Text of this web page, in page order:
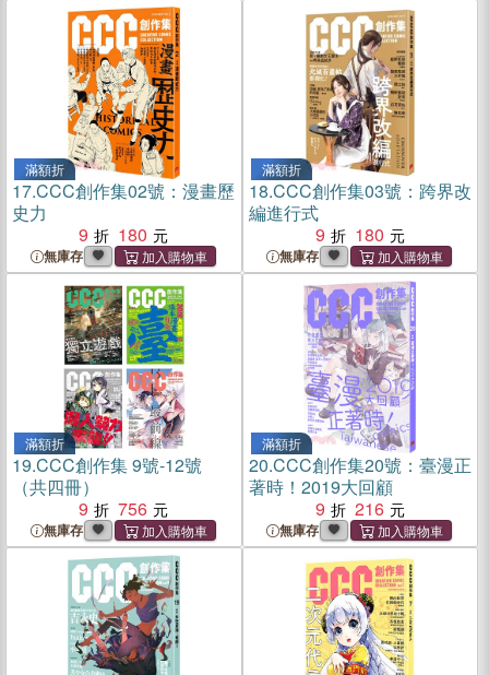
滿額折
17.CCC創作集02號：漫畫歷
史力
9
180
無庫存
滿額折
18.CCC創作集03號：跨界改
編進行式
9
180
無庫存
滿額折
19.CCC創作集 9號-12號
（共四冊）
9
756
無庫存
滿額折
20.CCC創作集20號：臺漫正
著時！2019大回顧
9
216
無庫存